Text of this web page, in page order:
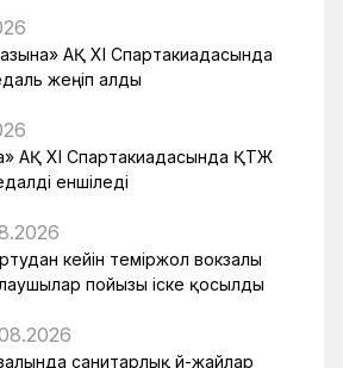
АҚ XI Спартакиадасында
жеңіп алды
АҚ XI Спартакиадасында ҚТЖ
еншіледі
кейін теміржол вокзалы
пойызы іске қосылды
санитарлық үй-жайлар